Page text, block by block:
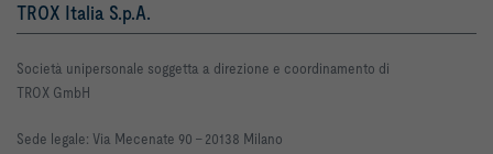
TROX Italia S.p.A.
Società unipersonale soggetta a direzione e coordinamento di
TROX GmbH
Sede legale: Via Mecenate 90 -20138 Milano